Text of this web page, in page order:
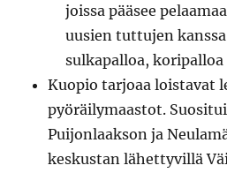
joissa pääsee
uusien tuttujen
sulkapalloa,
Kuopio tarjoaa loistavat
pyöräilymaastot.
Puijonlaakson ja
keskustan lähettyvillä